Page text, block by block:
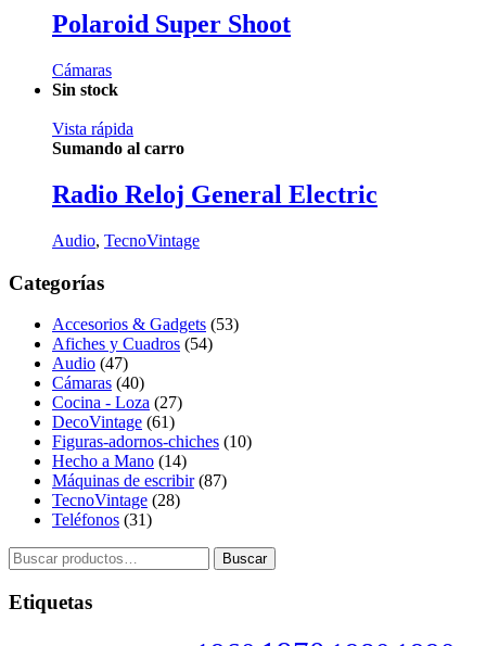
Polaroid Super Shoot
Cámaras
Sin stock
Vista rápida
Sumando al carro
Radio Reloj General Electric
Audio, TecnoVintage
Categorías
Accesorios & Gadgets (53)
Afiches y Cuadros (54)
Audio (47)
Cámaras (40)
Cocina - Loza (27)
DecoVintage (61)
Figuras-adornos-chiches (10)
Hecho a Mano (14)
Máquinas de escribir (87)
TecnoVintage (28)
Teléfonos (31)
Buscar
por:
Buscar
Etiquetas